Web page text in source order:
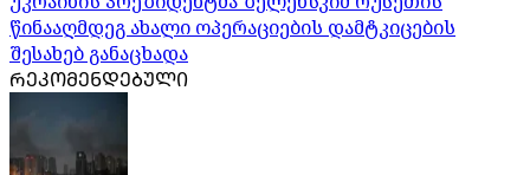
წინააღმდეგ ახალი ოპერაციების დამტკიცების
შესახებ განაცხადა
ᲠᲔᲙᲝᲛᲔᲜᲓᲔᲑᲣᲚᲘ